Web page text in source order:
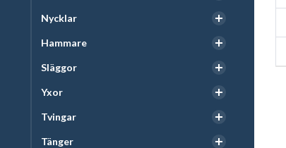
Nycklar
Hammare
Släggor
Yxor
Tvingar
Tänger